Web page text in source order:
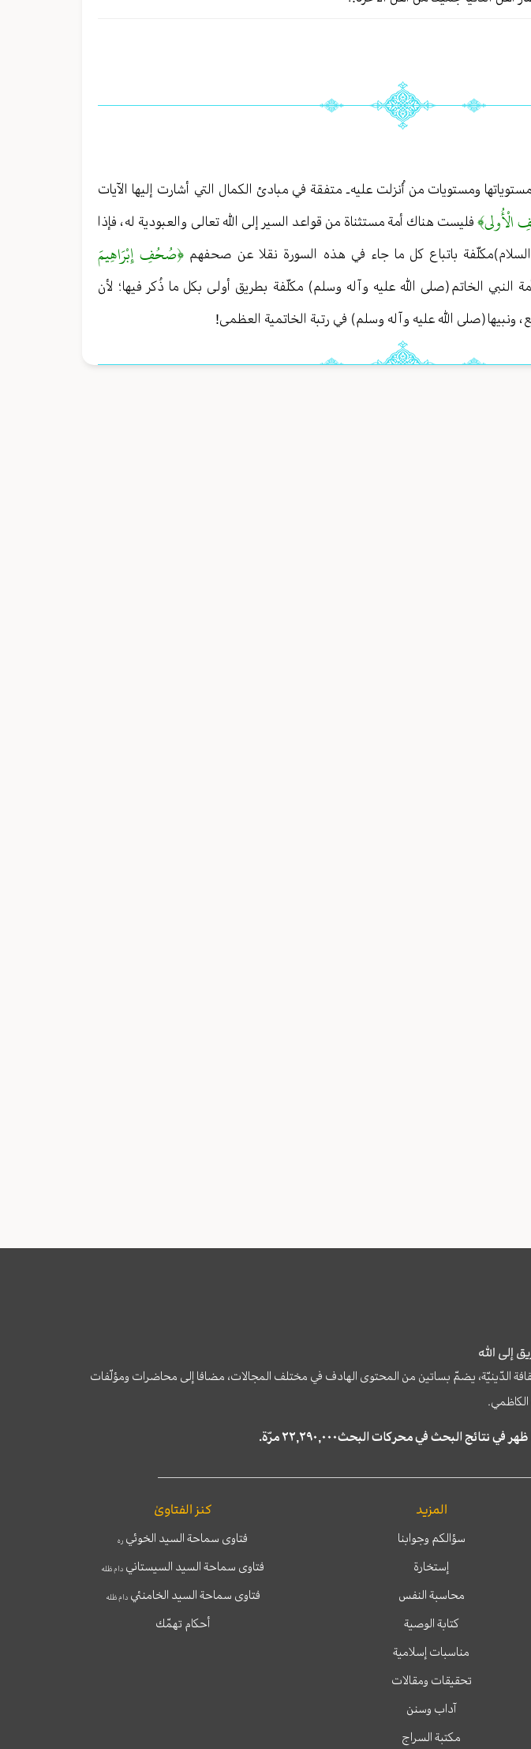
ومستويات من أُنزلت عليه ـ متفقة في مبادئ الكمال التي أشارت إليها الآيات
الْأُولى﴾فليست هناك أمة مستثناة من قواعد السير إلى الله تعالى والعبودية له ، فإذا
باتباع كل ما جاء في هذه السورة نقلا عن صحفهم ﴿صُحُفِ إِبْرَاهِيمَ
النبي الخاتم (صلى الله عليه وآله وسلم) مكلّفة بطريق أولى بكل ما ذُكر فيها ؛ لأن
، ونبيها (صلى الله عليه وآله وسلم) في رتبة الخاتمية العظمى!
إلى الله
الدّينيّة، يضمّ بساتين من المحتوى الهادف في مختلف المجالات، مضافا إلى محاضرات ومؤلّفات
المزيد
سؤالكم وجوابنا
إستخارة
محاسبة النفس
كتابة الوصية
مناسبات إسلامية
تحقيقات ومقالات
آداب وسنن
مكتبة السراج
كنز الفتاوىٰ
فتاوى سماحة السيد الخوئي ره
فتاوى سماحة السيد السيستاني دام ظله
فتاوى سماحة السيد الخامنئيدام ظله
أحكام تهمّك